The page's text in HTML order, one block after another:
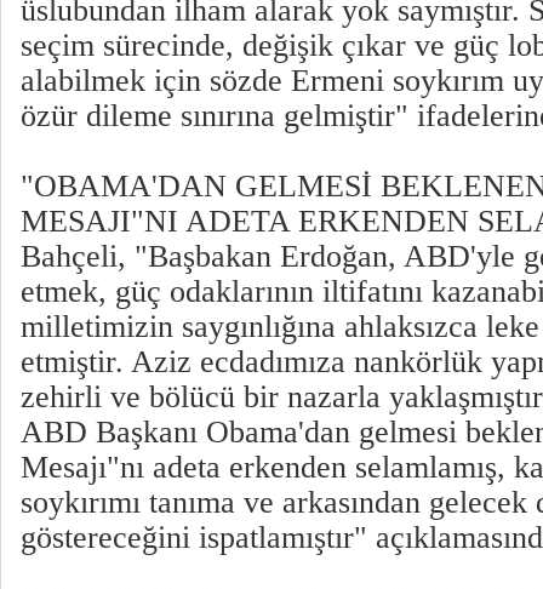
üslubundan ilham alarak yok saymıştır.
seçim sürecinde, değişik çıkar ve güç
alabilmek için sözde Ermeni soykırım
özür dileme sınırına gelmiştir"
"OBAMA'DAN GELMESİ
MESAJI"NI ADETA ERKENDEN
Bahçeli, "Başbakan Erdoğan, ABD'yle
etmek, güç odaklarının iltifatını
milletimizin saygınlığına ahlaksızca
etmiştir. Aziz ecdadımıza nankörlük
zehirli ve bölücü bir nazarla
ABD Başkanı Obama'dan gelmesi
Mesajı"nı adeta erkenden selamlamış,
soykırımı tanıma ve arkasından
göstereceğini ispatlamıştır"